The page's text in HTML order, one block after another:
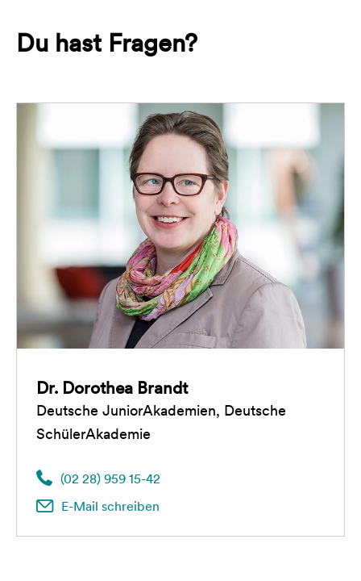
Du hast Fragen?
Dr. Dorothea Brandt
Deutsche JuniorAkademien, Deutsche
SchülerAkademie
(02 28) 959 15-42
E-Mail schreiben